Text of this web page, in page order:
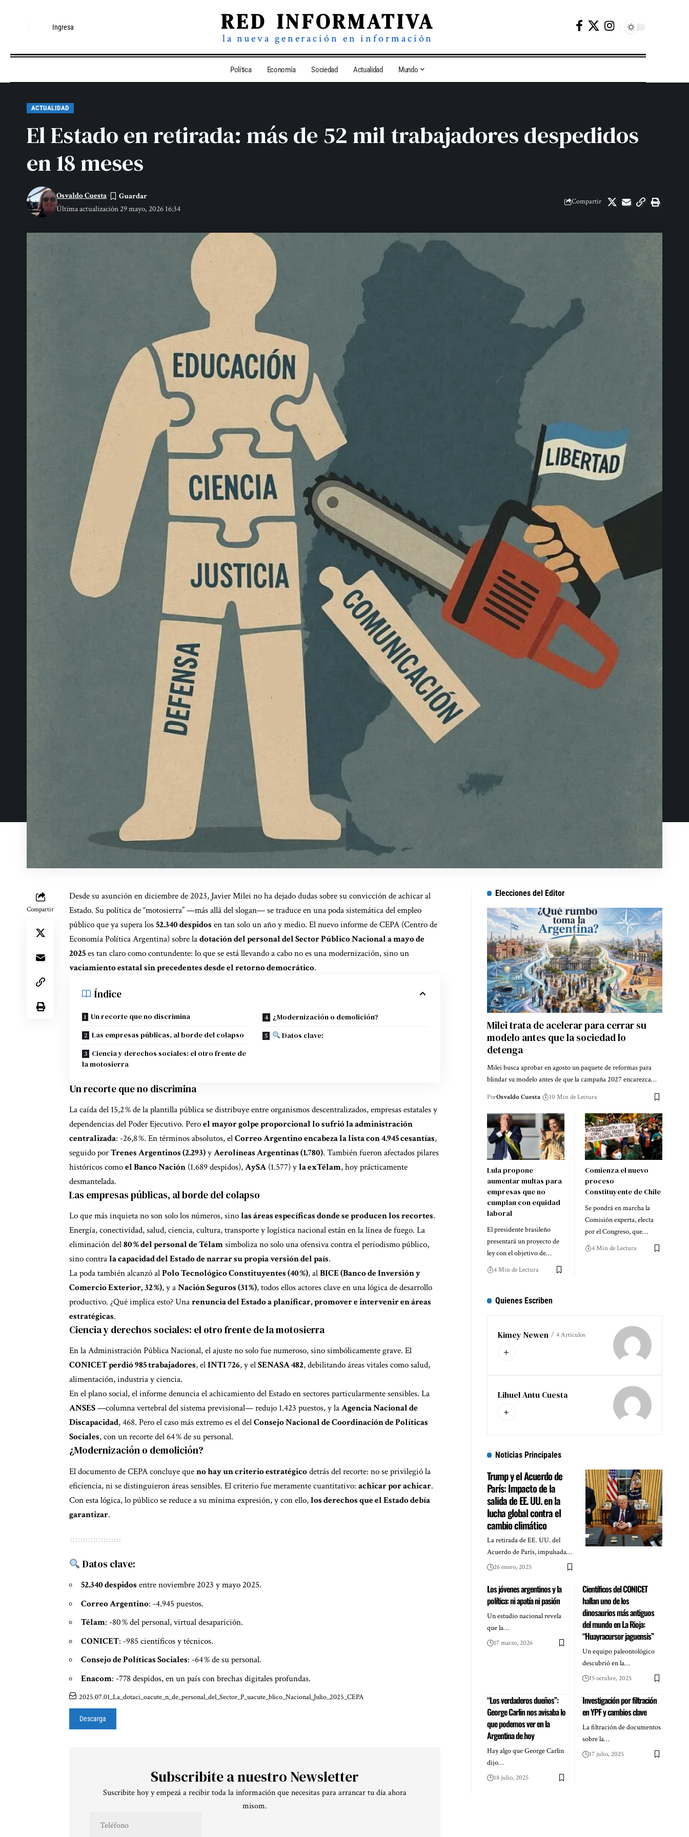
Ingresa RED INFORMATIVA
la nueva generación en información
Política Economía Sociedad Actualidad Mundo
ACTUALIDAD
El Estado en retirada: más de 52 mil trabajadores despedidos
en 18 meses
Última actualización 29 mayo, 2026 16:34
Osvaldo Cuesta
Compartir
Compartir
Desde su asunción en diciembre de 2023, Javier Milei no ha dejado dudas sobre su convicción de achicar al
Estado. Su política de “motosierra” —más allá del slogan— se traduce en una poda sistemática del empleo
público que ya supera los52.340 despidos en tan solo un año y medio. El nuevo informe de CEPA (Centro de
Economía Política Argentina) sobre ladotación del personal del Sector Público Nacional a mayo de
2025es tan claro como contundente: lo que se está llevando a cabo no es una modernización, sino un
vaciamiento estatal sin precedentes desde el retorno democrático.
Índice
Un recorte que no discrimina
Las empresas públicas, al borde del colapso
Ciencia y derechos sociales: el otro frente de
la motosierra
¿Modernización o demolición?
Datos clave:
Un recorte que no discrimina
La caída del 15,2 % de la plantilla pública se distribuye entre organismos descentralizados, empresas estatales y
dependencias del Poder Ejecutivo. Peroel mayor golpe proporcional lo sufrió la administración
centralizada: -26,8 %. En términos absolutos, elCorreo Argentino encabeza la lista con 4.945 cesantías,
seguido porTrenes Argentinos (2.293)yAerolíneas Argentinas (1.780). También fueron afectados pilares
históricos comoel Banco Nación (1.689 despidos),AySA (1.577) yla exTélam, hoy prácticamente
desmantelada.
Las empresas públicas, al borde del colapso
Lo que más inquieta no son solo los números, sinolas áreas específicas donde se producen los recortes.
Energía, conectividad, salud, ciencia, cultura, transporte y logística nacional están en la línea de fuego. La
eliminación del80 % del personal de Télamsimboliza no solo una ofensiva contra el periodismo público,
sino contrala capacidad del Estado de narrar su propia versión del país.
La poda también alcanzó alPolo Tecnológico Constituyentes (40 %), alBICE (Banco de Inversión y
Comercio Exterior, 32 %), y aNación Seguros (31 %), todos ellos actores clave en una lógica de desarrollo
productivo. ¿Qué implica esto? Unarenuncia del Estado a planificar, promover e intervenir en áreas
estratégicas.
Ciencia y derechos sociales: el otro frente de la motosierra
En la Administración Pública Nacional, el ajuste no solo fue numeroso, sino simbólicamente grave. El
CONICET perdió 985 trabajadores, elINTI 726, y elSENASA 482, debilitando áreas vitales como salud,
alimentación, industria y ciencia.
En el plano social, el informe denuncia el achicamiento del Estado en sectores particularmente sensibles. La
ANSES—columna vertebral del sistema previsional— redujo 1.423 puestos, y laAgencia Nacional de
Discapacidad, 468. Pero el caso más extremo es el delConsejo Nacional de Coordinación de Políticas
Sociales, con un recorte del 64 % de su personal.
¿Modernización o demolición?
El documento de CEPA concluye queno hay un criterio estratégicodetrás del recorte: no se privilegió la
eficiencia, ni se distinguieron áreas sensibles. El criterio fue meramente cuantitativo: achicar por achicar.
Con esta lógica, lo público se reduce a su mínima expresión, y con ello,los derechos que el Estado debía
garantizar.
Datos clave:
52.340 despidos entre noviembre 2023 y mayo 2025.
Correo Argentino: -4.945 puestos.
Télam: -80 % del personal, virtual desaparición.
CONICET: -985 científicos y técnicos.
Consejo de Políticas Sociales: -64 % de su personal.
Enacom: -778 despidos, en un país con brechas digitales profundas.
2025.07.01_La_dotaci_oacute_n_de_personal_del_Sector_P_uacute_blico_Nacional_Julio_2025_CEPA
Descarga
Subscribite a nuestro Newsletter
Suscribite hoy y empezá a recibir toda la información que necesitas para arrancar tu día ahora
misom.
Elecciones del Editor
Milei trata de acelerar para cerrar su
modelo antes que la sociedad lo
detenga
Milei busca aprobar en agosto un paquete de reformas para
blindar su modelo antes de que la campaña 2027 encarezca…
PorOsvaldo Cuesta 10 Min de Lectura
Lula propone
aumentar multas para
empresas que no
cumplan con equidad
laboral
El presidente brasileño
presentará un proyecto de
ley con el objetivo de…
4 Min de Lectura
Comienza el nuevo
proceso
Constituyente de Chile
Se pondrá en marcha la
Comisión experta, electa
por el Congreso, que…
4 Min de Lectura
Quienes Escriben
Kimey Newen 4 Artículos
Lihuel Antu Cuesta
Noticias Principales
Trump y el Acuerdo de
París: Impacto de la
salida de EE. UU. en la
lucha global contra el
cambio climático
La retirada de EE. UU. del
Acuerdo de París, impulsada…
26 enero, 2025
Los jóvenes argentinos y la
política: ni apatía ni pasión
Un estudio nacional revela
que la…
17 marzo, 2026
Científicos del CONICET
hallan uno de los
dinosaurios más antiguos
del mundo en La Rioja:
“Huayracursor jaguensis”
Un equipo paleontológico
descubrió en la…
15 octubre, 2025
“Los verdaderos dueños”:
George Carlin nos avisaba lo
que podemos ver en la
Argentina de hoy
Hay algo que George Carlin
dijo…
18 julio, 2025
Investigación por filtración
en YPF y cambios clave
La filtración de documentos
sobre la…
17 julio, 2025